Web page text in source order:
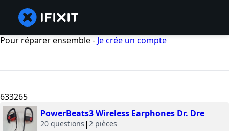
Pour réparer ensemble - Je crée un compte
633265
PowerBeats3 Wireless Earphones Dr. Dre
20 questions | 2 pièces